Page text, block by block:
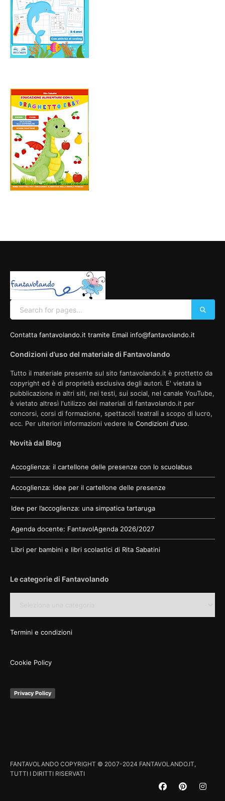
Contatta fantavolando.it tramite Email info@fantavolando.it
Condizioni d’uso del materiale di Fantavolando
Tutto il materiale presente sul sito fantavolando.it è prottetto da
copyright ed è di proprietà esclusiva degli autori. E' vietata la
pubblicazione in altri siti, nei testi, sui social, nel canale YouTube,
è vietato altresì l'utilizzo dei materiali di fantavolando.it per
concorsi, corsi di formazione, spettacoli teatrali a scopo di lucro,
ecc. Per ulteriori informazioni vedere le Condizioni d'uso.
Novità dal Blog
Accoglienza: il cartellone delle presenze con lo scuolabus
Accoglienza: idee per il cartellone delle presenze
Idee per l’accoglienza: una simpatica tartaruga
Agenda docente: FantavolAgenda 2026/2027
Libri per bambini e libri scolastici di Rita Sabatini
Le categorie di Fantavolando
di
Termini e condizioni
Cookie Policy
Privacy Policy
FANTAVOLANDO COPYRIGHT © 2007-2024 FANTAVOLANDO.IT,
TUTTI I DIRITTI RISERVATI